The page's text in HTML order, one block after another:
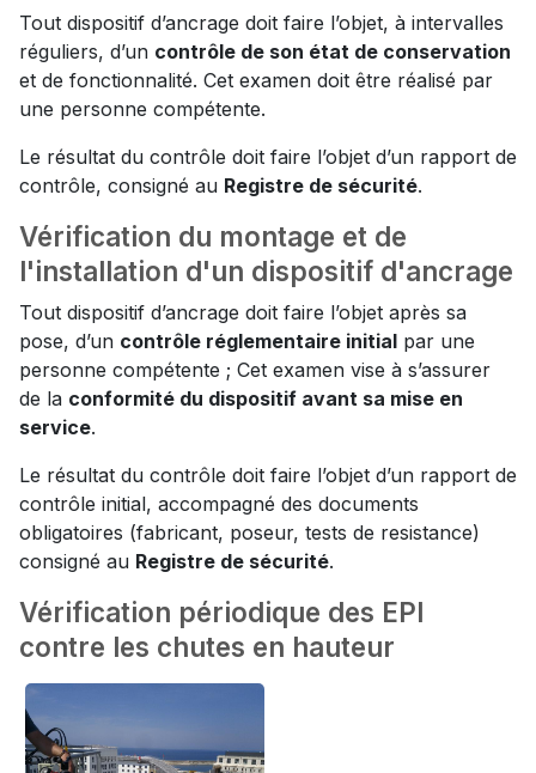
Tout dispositif d’ancrage doit faire l’objet, à intervalles
réguliers, d’un contrôle de son état de conservation
et de fonctionnalité. Cet examen doit être réalisé par
une personne compétente.
Le résultat du contrôle doit faire l’objet d’un rapport de
contrôle, consigné au Registre de sécurité.
Vérification du montage et de
l'installation d'un dispositif d'ancrage
Tout dispositif d’ancrage doit faire l’objet après sa
pose, d’un contrôle réglementaire initial par une
personne compétente ; Cet examen vise à s’assurer
de la conformité du dispositif avant sa mise en
service.
Le résultat du contrôle doit faire l’objet d’un rapport de
contrôle initial, accompagné des documents
obligatoires (fabricant, poseur, tests de resistance)
consigné au Registre de sécurité.
Vérification périodique des EPI
contre les chutes en hauteur